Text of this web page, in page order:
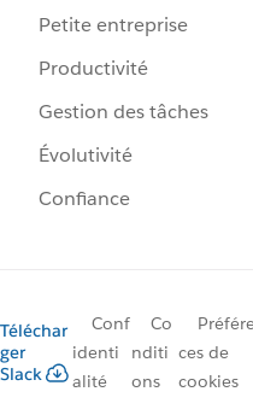
Petite entreprise
Productivité
Gestion des tâches
Évolutivité
Confiance
Téléchar
ger
Slack
Conf
identi
alité
Co
nditi
ons
ces de
cookies